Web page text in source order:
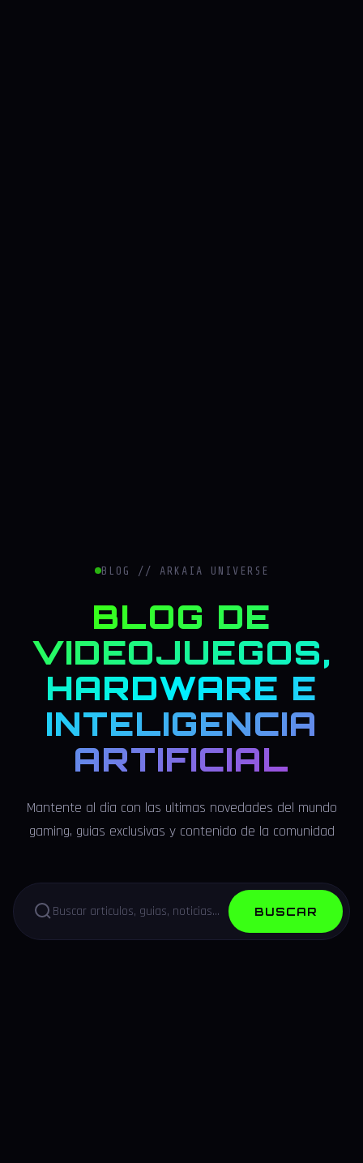
BLOG // ARKAIA UNIVERSE
BLOG DE
VIDEOJUEGOS,
HARDWARE E
INTELIGENCIA
ARTIFICIAL
Mantente al dia con las ultimas novedades del mundo
gaming, guias exclusivas y contenido de la comunidad
BUSCAR